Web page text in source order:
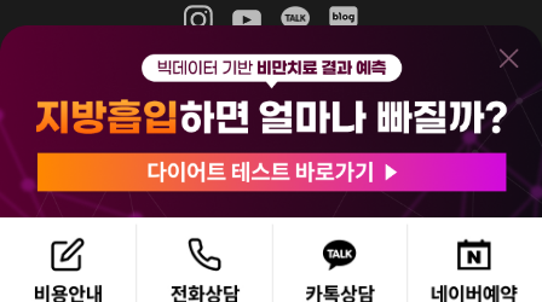
365mc 병·의원 이용약관
홈페이지 이용약관
비급여진료수가
(주)365mcㅣ서울특별시 서초구 서초대로52길 7, 3~4층(서초동, 제일빌딩)
120-87-04354ㅣ김남철
COPYRIGHT(C) 2025 365mc. ALL RIGHTS RESERVED.